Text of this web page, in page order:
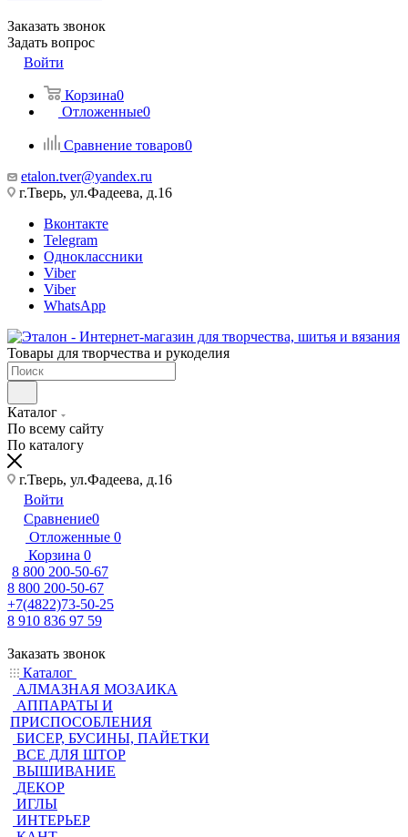
Заказать звонок
Задать вопрос
Войти
Корзина0
Отложенные0
Сравнение товаров0
etalon.tver@yandex.ru
г.Тверь, ул.Фадеева, д.16
Вконтакте
Telegram
Одноклассники
Viber
Viber
WhatsApp
Товары для творчества и рукоделия
Каталог
По всему сайту
По каталогу
г.Тверь, ул.Фадеева, д.16
Войти
Сравнение0
Отложенные 0
Корзина 0
8 800 200-50-67
8 800 200-50-67
+7(4822)73-50-25
8 910 836 97 59
Заказать звонок
Каталог
АЛМАЗНАЯ МОЗАИКА
АППАРАТЫ И
ПРИСПОСОБЛЕНИЯ
БИСЕР, БУСИНЫ, ПАЙЕТКИ
ВСЕ ДЛЯ ШТОР
ВЫШИВАНИЕ
ДЕКОР
ИГЛЫ
ИНТЕРЬЕР